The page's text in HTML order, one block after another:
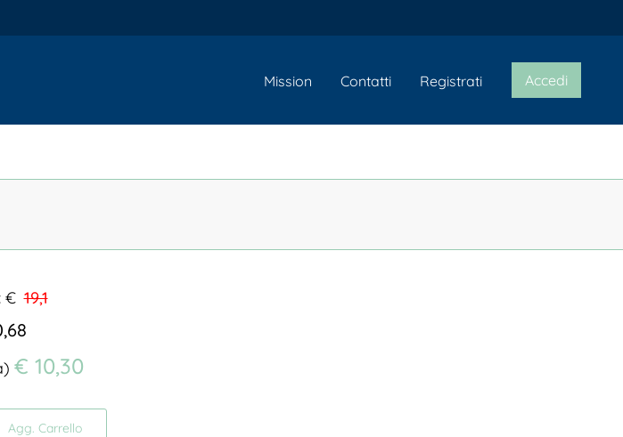
Mission Contatti Registrati Accedi
€ 19,1
€ 10,30
Agg. Carrello